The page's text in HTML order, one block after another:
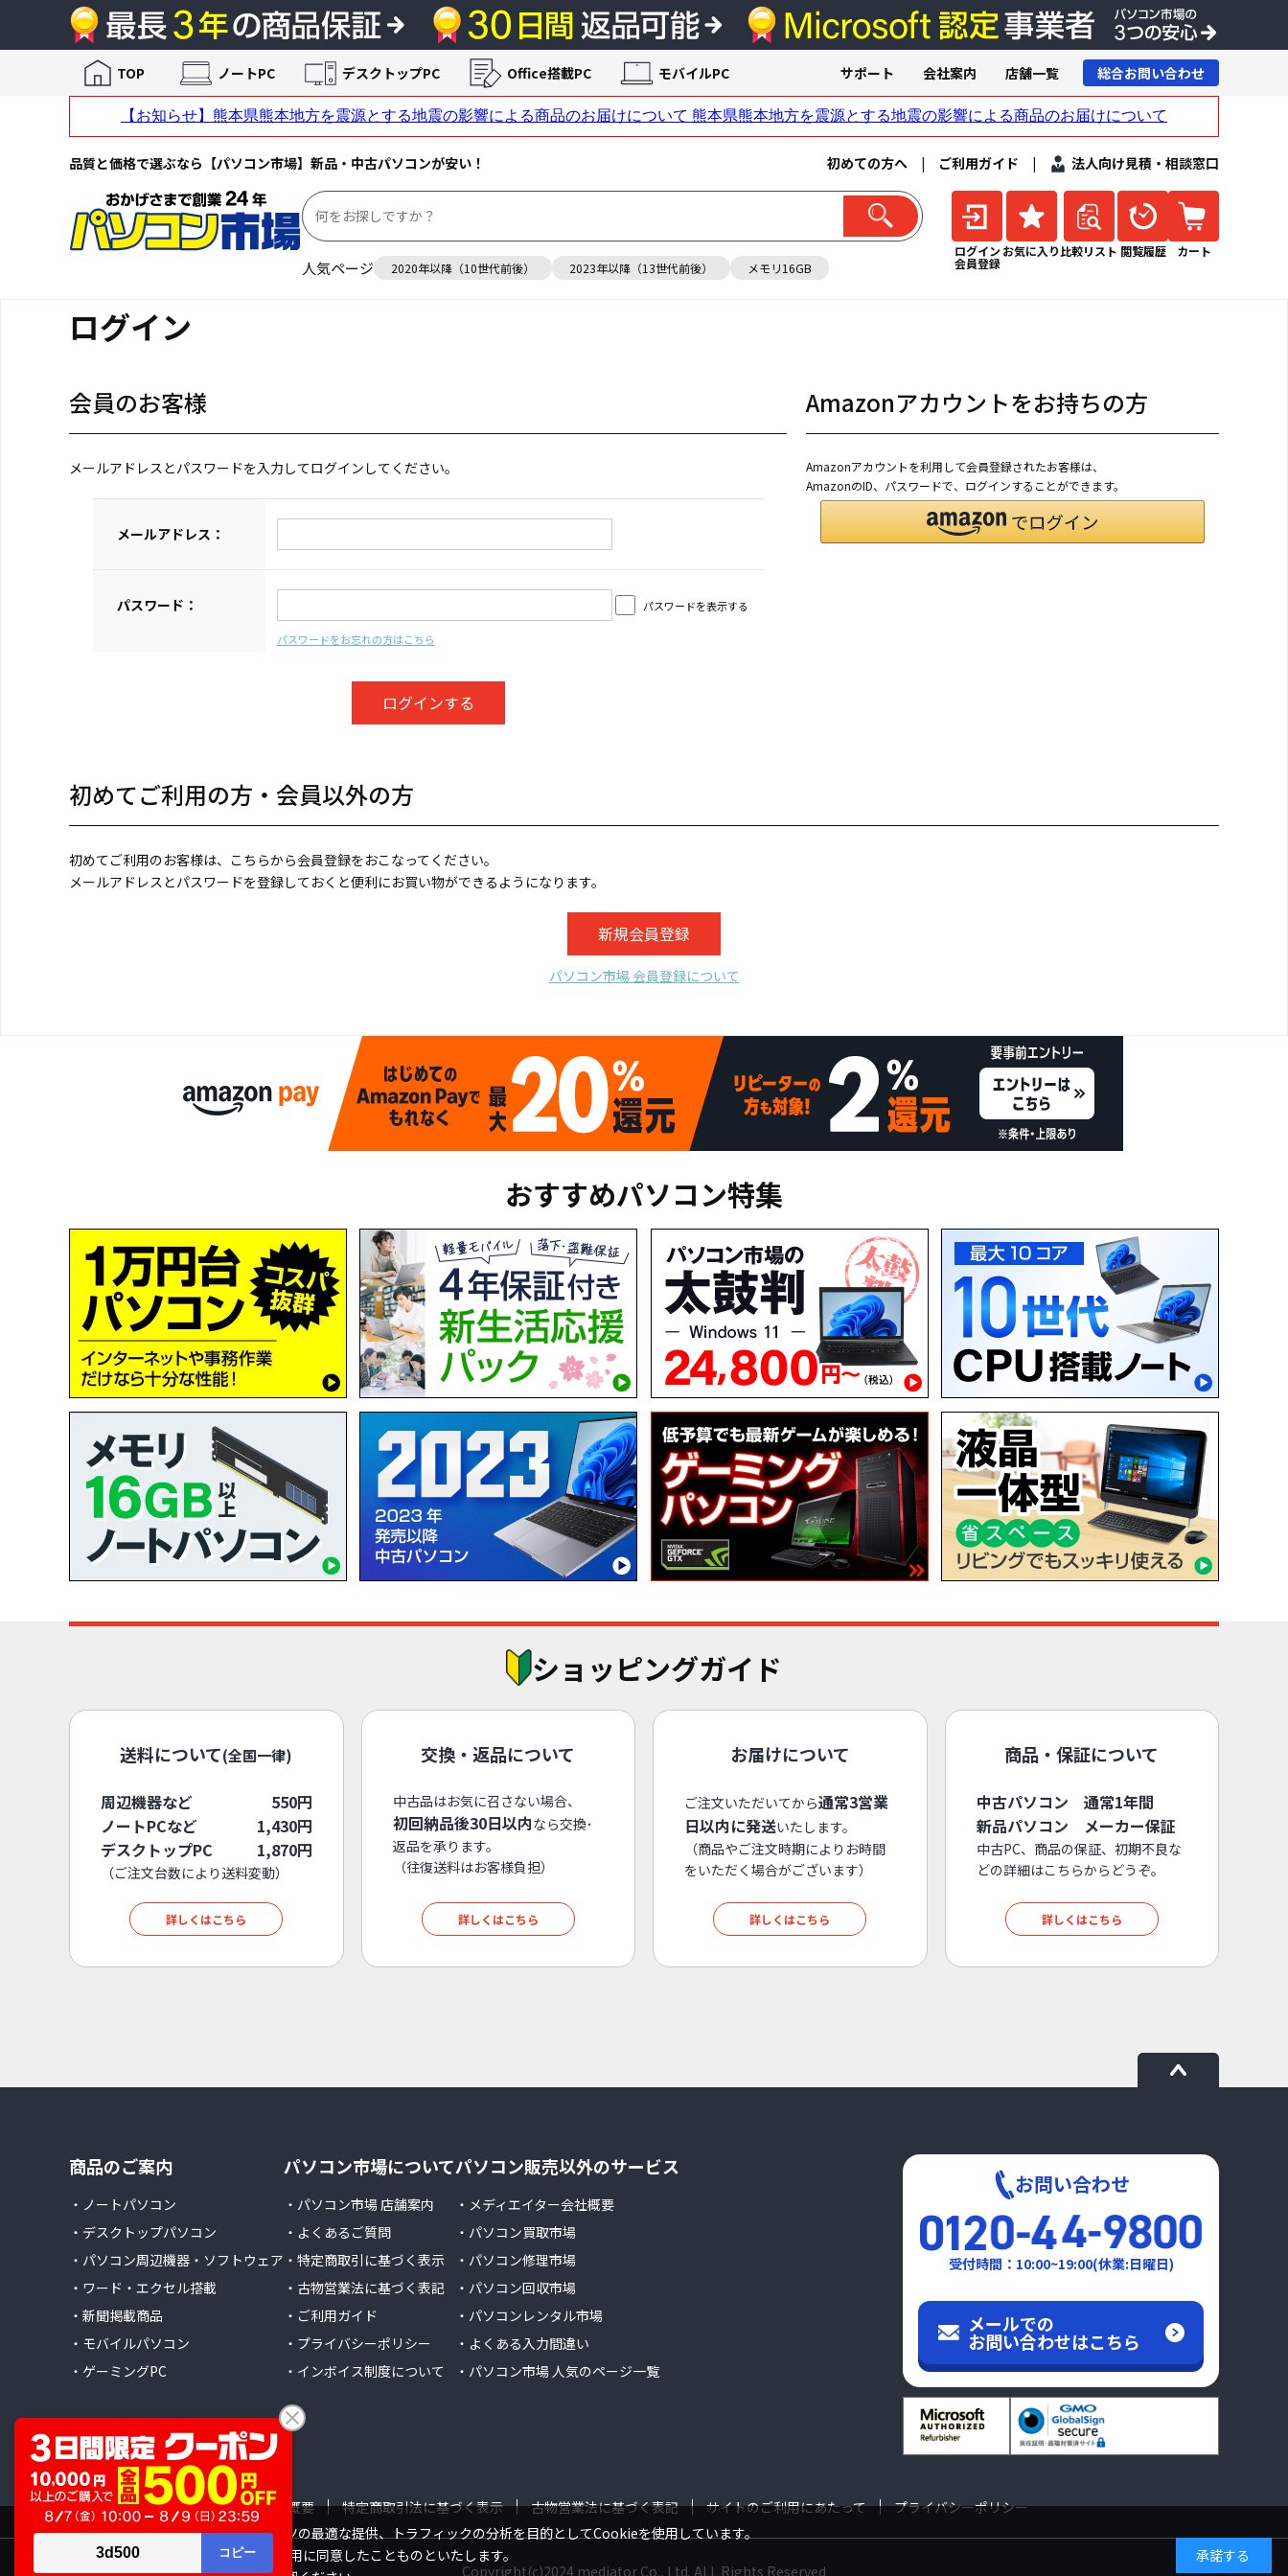
品質と価格で選ぶなら【パソコン市場】新品・中古パソコンが安い！ 初めての方へ | ご利用ガイド | 法人向け見積・相談窓口
人気ページ 2020年以降（10世代前後） 2023年以降（13世代前後） メモリ16GB
ログイン
会員登録
お気に入り 比較リスト 閲覧履歴 カート
TOP ノートPC デスクトップPC Office搭載PC モバイルPC サポート 会社案内 店舗一覧 総合お問い合わせ
ログイン
会員のお客様
メールアドレスとパスワードを入力してログインしてください。
メールアドレス：
パスワード： パスワードを表示する
パスワードをお忘れの方はこちら
Amazonアカウントをお持ちの方
Amazonアカウントを利用して会員登録されたお客様は、
AmazonのID、パスワードで、ログインすることができます。
初めてご利用の方・会員以外の方
初めてご利用のお客様は、こちらから会員登録をおこなってください。
メールアドレスとパスワードを登録しておくと便利にお買い物ができるようになります。
パソコン市場 会員登録について
おすすめパソコン特集
ショッピングガイド
送料について(全国一律)
周辺機器など
550円
ノートPCなど
1,430円
デスクトップPC
1,870円
（ご注文台数により送料変動）
詳しくはこちら
交換・返品について
中古品はお気に召さない場合、
初回納品後30日以内なら交換･
返品を承ります。
（往復送料はお客様負担）
詳しくはこちら
お届けについて
ご注文いただいてから通常3営業
日以内に発送いたします。
（商品やご注文時期によりお時間
をいただく場合がございます）
詳しくはこちら
商品・保証について
中古パソコン 通常1年間
新品パソコン メーカー保証
中古PC、商品の保証、初期不良な
どの詳細はこちらからどうぞ。
詳しくはこちら
商品のご案内
・ノートパソコン
・デスクトップパソコン
・パソコン周辺機器・ソフトウェア
・ワード・エクセル搭載
・新聞掲載商品
・モバイルパソコン
・ゲーミングPC
パソコン市場について
・パソコン市場 店舗案内
・よくあるご質問
・特定商取引に基づく表示
・古物営業法に基づく表記
・ご利用ガイド
・プライバシーポリシー
・インボイス制度について
パソコン販売以外のサービス
・メディエイター会社概要
・パソコン買取市場
・パソコン修理市場
・パソコン回収市場
・パソコンレンタル市場
・よくある入力間違い
・パソコン市場 人気のページ一覧
お問い合わせ
受付時間：10:00~19:00(休業:日曜日)
メールでの
お問い合わせはこちら
会社概要 特定商取引法に基づく表示 古物営業法に基づく表記 サイトのご利用にあたって プライバシーポリシー
Copyright(c)2024 mediator Co., Ltd. ALL Rights Reserved
当サイトでは利用体験の向上およびコンテンツの最適な提供、トラフィックの分析を目的としてCookieを使用しています。
サイトの閲覧を継続された場合、Cookieの利用に同意したことものといたします。
承諾する